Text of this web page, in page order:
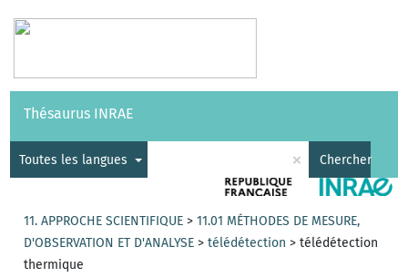
Vocabulaires API
Thésaurus INRAE
Toutes les langues × Chercher
11. APPROCHE SCIENTIFIQUE >11.01 MÉTHODES DE MESURE,
D'OBSERVATION ET D'ANALYSE >télédétection >télédétection
thermique